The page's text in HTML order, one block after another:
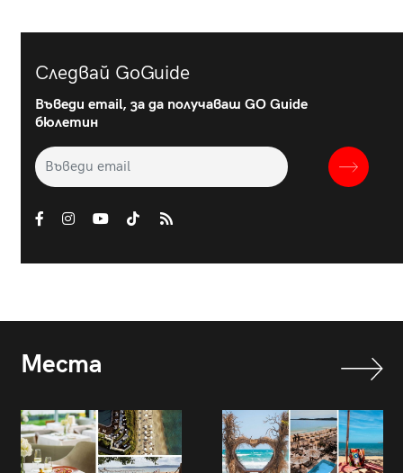
Следвай GoGuide
Въведи email, за да получаваш GO Guide
бюлетин
Места